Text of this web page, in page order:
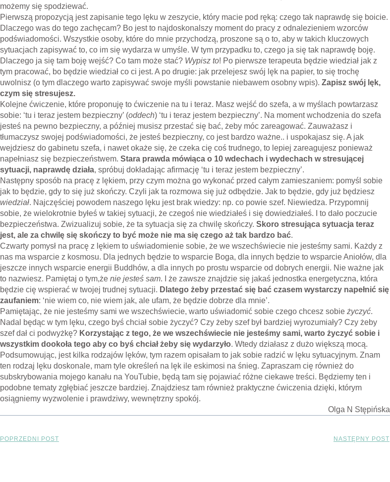
możemy się spodziewać.
Pierwszą propozycją jest zapisanie tego lęku w zeszycie, który macie pod ręką: czego tak naprawdę się boicie.
Dlaczego was do tego zachęcam? Bo jest to najdoskonalszy moment do pracy z odnalezieniem wzorców
podświadomości. Wszystkie osoby, które do mnie przychodzą, proszone są o to, aby w takich kluczowych
sytuacjach zapisywać to, co im się wydarza w umyśle. W tym przypadku to, czego ja się tak naprawdę boję.
Dlaczego ja się tam boję wejść? Co tam może stać? Wypisz to! Po pierwsze terapeuta będzie wiedział jak z
tym pracować, bo będzie wiedział co ci jest. A po drugie: jak przelejesz swój lęk na papier, to się trochę
uwolnisz (o tym dlaczego warto zapisywać swoje myśli powstanie niebawem osobny wpis). Zapisz swój lęk,
czym się stresujesz.
Kolejne ćwiczenie, które proponuję to ćwiczenie na tu i teraz. Masz wejść do szefa, a w myślach powtarzasz
sobie: ‘tu i teraz jestem bezpieczny’ (oddech) ‘tu i teraz jestem bezpieczny’. Na moment wchodzenia do szefa
jesteś na pewno bezpieczny, a później musisz przestać się bać, żeby móc zareagować. Zauważasz i
tłumaczysz swojej podświadomości, że jesteś bezpieczny, co jest bardzo ważne.. i uspokajasz się. A jak
wejdziesz do gabinetu szefa, i nawet okaże się, że czeka cię coś trudnego, to lepiej zareagujesz ponieważ
napełniasz się bezpieczeństwem. Stara prawda mówiąca o 10 wdechach i wydechach w stresującej
sytuacji, naprawdę działa, spróbuj dokładając afirmację ‘tu i teraz jestem bezpieczny’.
Następny sposób na pracę z lękiem, przy czym można go wykonać przed całym zamieszaniem: pomyśl sobie
jak to będzie, gdy to się już skończy. Czyli jak ta rozmowa się już odbędzie. Jak to będzie, gdy już będziesz
wiedział. Najczęściej powodem naszego lęku jest brak wiedzy: np. co powie szef. Niewiedza. Przypomnij
sobie, że wielokrotnie byłeś w takiej sytuacji, że czegoś nie wiedziałeś i się dowiedziałeś. I to dało poczucie
bezpieczeństwa. Zwizualizuj sobie, że ta sytuacja się za chwilę skończy. Skoro stresująca sytuacja teraz
jest, ale za chwilę się skończy to być może nie ma się czego aż tak bardzo bać.
Czwarty pomysł na pracę z lękiem to uświadomienie sobie, że we wszechświecie nie jesteśmy sami. Każdy z
nas ma wsparcie z kosmosu. Dla jednych będzie to wsparcie Boga, dla innych będzie to wsparcie Aniołów, dla
jeszcze innych wsparcie energii Buddhów, a dla innych po prostu wsparcie od dobrych energii. Nie ważne jak
to nazwiesz. Pamiętaj o tym,że nie jesteś sam. I że zawsze znajdzie się jakaś jednostka energetyczna, która
będzie cię wspierać w twojej trudnej sytuacji. Dlatego żeby przestać się bać czasem wystarczy napełnić się
zaufaniem: ‘nie wiem co, nie wiem jak, ale ufam, że będzie dobrze dla mnie’.
Pamiętając, że nie jesteśmy sami we wszechświecie, warto uświadomić sobie czego chcesz sobie życzyć.
Nadal będąc w tym lęku, czego byś chciał sobie życzyć? Czy żeby szef był bardziej wyrozumiały? Czy żeby
szef dał ci podwyżkę? Korzystając z tego, że we wszechświecie nie jesteśmy sami, warto życzyć sobie i
wszystkim dookoła tego aby co byś chciał żeby się wydarzyło. Wtedy działasz z dużo większą mocą.
Podsumowując, jest kilka rodzajów lęków, tym razem opisałam to jak sobie radzić w lęku sytuacyjnym. Znam
ten rodzaj lęku doskonale, mam tyle określeń na lęk ile eskimosi na śnieg. Zapraszam cię również do
subskrybowania mojego kanału na YouTubie, będą tam się pojawiać różne ciekawe treści. Będziemy ten i
podobne tematy zgłębiać jeszcze bardziej. Znajdziesz tam również praktyczne ćwiczenia dzięki, którym
osiągniemy wyzwolenie i prawdziwy, wewnętrzny spokój.
Olga N Stępińska
POPRZEDNI POST NASTĘPNY POST